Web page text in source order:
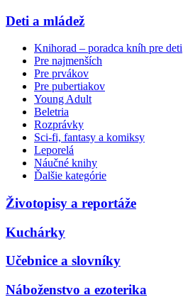
Deti a mládež
Knihorad – poradca kníh pre deti
Pre najmenších
Pre prvákov
Pre pubertiakov
Young Adult
Beletria
Rozprávky
Sci-fi, fantasy a komiksy
Leporelá
Náučné knihy
Ďalšie kategórie
Životopisy a reportáže
Kuchárky
Učebnice a slovníky
Náboženstvo a ezoterika